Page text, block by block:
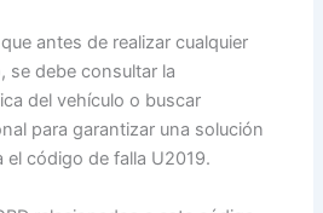
antes de realizar cualquier
se debe consultar la
del vehículo o buscar
para garantizar una solución
el código de falla U2019.